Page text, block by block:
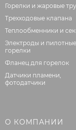
Горелки и жаровые
Трехходовые клапана
Теплообменники и
Электроды и пилотные
горелки
Фланец для горелок
Датчики пламени,
фотодатчики
О КОМПАНИИ